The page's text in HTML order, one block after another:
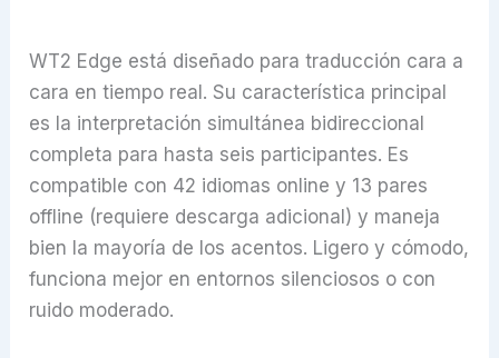
WT2 Edge está diseñado para traducción cara a
cara en tiempo real. Su característica principal
es la interpretación simultánea bidireccional
completa para hasta seis participantes. Es
compatible con 42 idiomas online y 13 pares
offline (requiere descarga adicional) y maneja
bien la mayoría de los acentos. Ligero y cómodo,
funciona mejor en entornos silenciosos o con
ruido moderado.